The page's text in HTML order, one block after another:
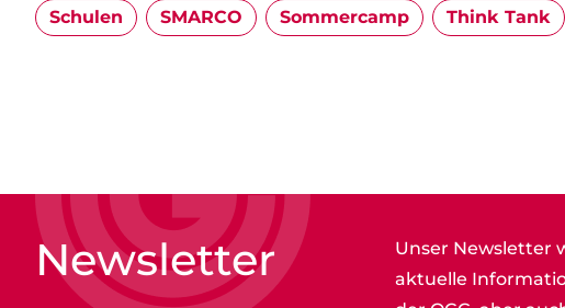
Schulen SMARCO Sommercamp Think Tank
Newsletter
Unser Newsletter
aktuelle